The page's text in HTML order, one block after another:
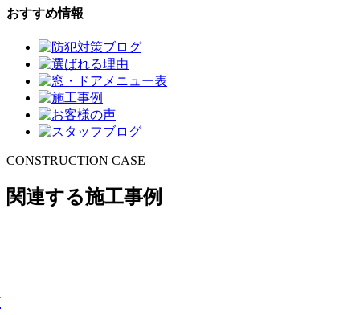
おすすめ情報
CONSTRUCTION CASE
関連する施工事例